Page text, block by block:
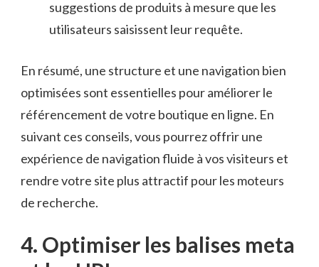
suggestions de produits à ​mesure​ que​ les
⁤utilisateurs ‍saisissent ⁢leur requête.
En‌ résumé, une ‍structure et une navigation bien
⁢optimisées sont essentielles ⁤pour améliorer le
référencement de ‌votre boutique en ligne. En
⁢suivant ces conseils, vous ‍pourrez offrir une
⁣expérience de navigation ‍fluide à vos visiteurs et
rendre votre site plus ⁤attractif⁤ pour‌ les moteurs
de recherche.
4. Optimiser les balises meta